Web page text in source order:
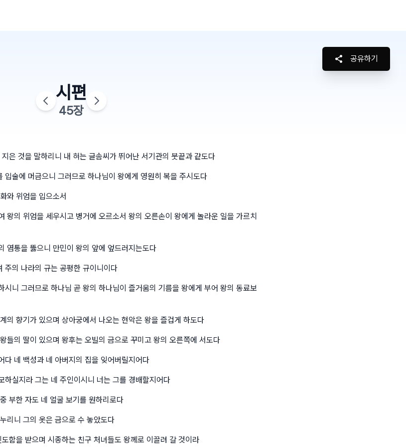
공유하기
시편
45장
은 것을 말하리니 내 혀는 글솜씨가 뛰어난 서기관의 붓끝과 같도다
입술에 머금으니 그러므로 하나님이 왕에게 영원히 복을 주시도다
와 위엄을 입으소서
왕의 위엄을 세우시고 병거에 오르소서 왕의 오른손이 왕에게 놀라운 일을 가르치
염통을 뚫으니 만민이 왕의 앞에 엎드러지는도다
주의 나라의 규는 공평한 규이니이다
시니 그러므로 하나님 곧 왕의 하나님이 즐거움의 기름을 왕에게 부어 왕의 동료보
의 향기가 있으며 상아궁에서 나오는 현악은 왕을 즐겁게 하도다
들의 딸이 있으며 왕후는 오빌의 금으로 꾸미고 왕의 오른쪽에 서도다
다 네 백성과 네 아버지의 집을 잊어버릴지어다
하실지라 그는 네 주인이시니 너는 그를 경배할지어다
부한 자도 네 얼굴 보기를 원하리로다
리니 그의 옷은 금으로 수 놓았도다
함을 받으며 시종하는 친구 처녀들도 왕께로 이끌려 갈 것이라